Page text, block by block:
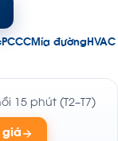
PCCCMía đườngHVAC
15 phút (T2–T7)
giá